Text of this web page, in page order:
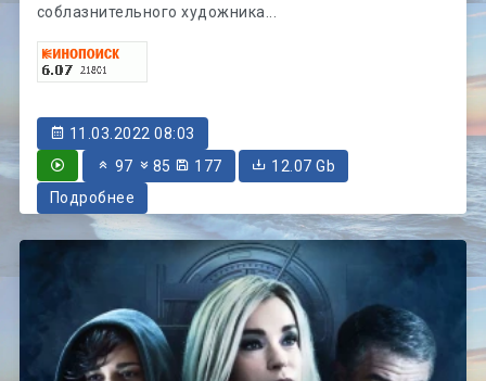
соблазнительного художника...
11.03.2022 08:03
97
85 177
12.07 Gb
Подробнее